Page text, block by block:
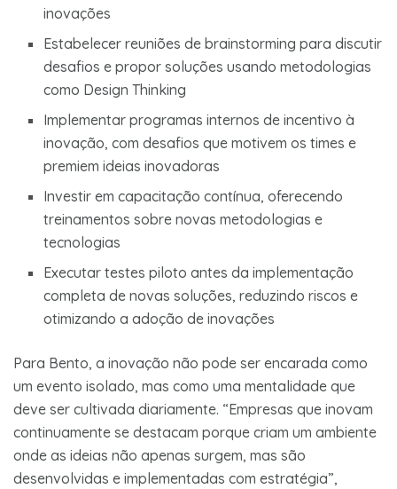
inovações
Estabelecer reuniões de brainstorming para discutir
desafios e propor soluções usando metodologias
como Design Thinking
Implementar programas internos de incentivo à
inovação, com desafios que motivem os times e
premiem ideias inovadoras
Investir em capacitação contínua, oferecendo
treinamentos sobre novas metodologias e
tecnologias
Executar testes piloto antes da implementação
completa de novas soluções, reduzindo riscos e
otimizando a adoção de inovações
Para Bento, a inovação não pode ser encarada como
um evento isolado, mas como uma mentalidade que
deve ser cultivada diariamente. “Empresas que inovam
continuamente se destacam porque criam um ambiente
onde as ideias não apenas surgem, mas são
desenvolvidas e implementadas com estratégia”,